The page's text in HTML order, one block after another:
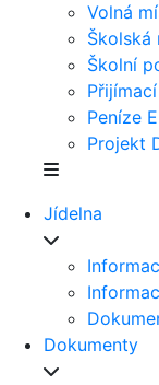
Volná
Školská
Školní
Peníze
Projekt
Jídelna
Dokumenty